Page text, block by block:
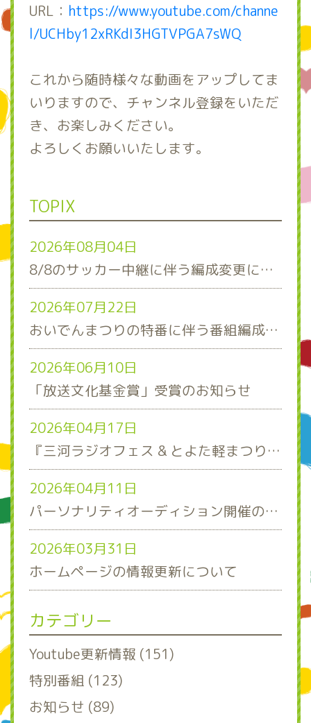
URL： https://www.youtube.com/channe
l/UCHby12xRKdI3HGTVPGA7sWQ
これから随時様々な動画をアップしてま
いりますので、チャンネル登録をいただ
き、お楽しみください。
よろしくお願いいたします。
TOPIX
2026年08月04日
8/8のサッカー中継に伴う編成変更について
2026年07月22日
おいでんまつりの特番に伴う番組編成について
2026年06月10日
「放送文化基金賞」受賞のお知らせ
2026年04月17日
『三河ラジオフェス & とよた軽まつり』ステージスケジュール発表！
2026年04月11日
パーソナリティオーディション開催のお知らせ
2026年03月31日
ホームページの情報更新について
カテゴリー
Youtube更新情報 (151)
特別番組 (123)
お知らせ (89)